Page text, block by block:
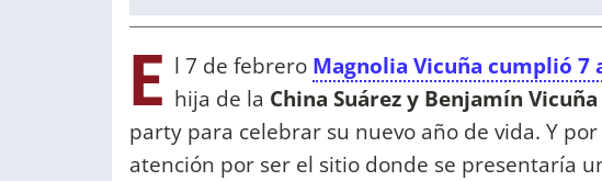
E l 7 de febrero Magnolia Vicuña cumplió 7
hija de la China Suárez y Benjamín Vicuña
party para celebrar su nuevo año de vida. Y
atención por ser el sitio donde se presentaría